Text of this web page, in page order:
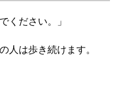
ください。」
人は歩き続けます。